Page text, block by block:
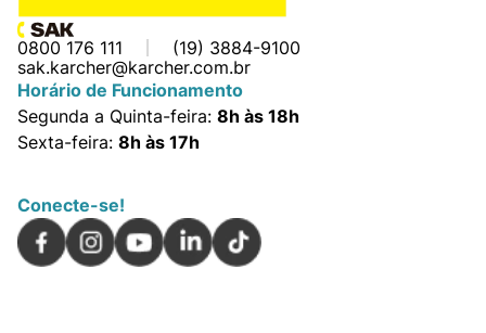
0800 176 111
(19) 3884-9100
sak.karcher@karcher.com.br
Horário de Funcionamento
Segunda a Quinta-feira: 8h às 18h
Sexta-feira: 8h às 17h
Conecte-se!